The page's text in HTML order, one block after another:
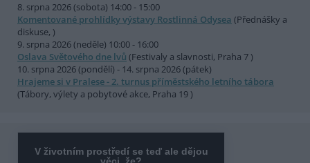
8. srpna 2026 (sobota) 14:00 - 15:00
Komentované prohlídky výstavy Rostlinná Odysea (Přednášky a
diskuse, )
9. srpna 2026 (neděle) 10:00 - 16:00
Oslava Světového dne lvů (Festivaly a slavnosti, Praha 7 )
10. srpna 2026 (pondělí) - 14. srpna 2026 (pátek)
Hrajeme si v Pralese - 2. turnus příměstského letního tábora
(Tábory, výlety a pobytové akce, Praha 19 )